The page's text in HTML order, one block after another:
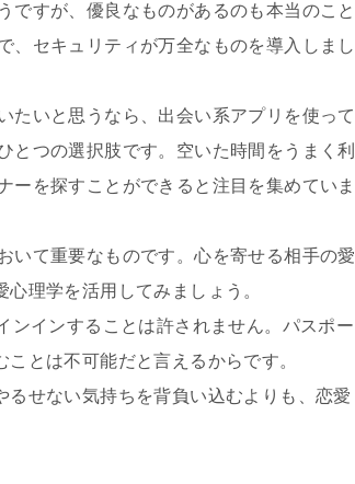
ですが、優良なものがあるのも本当のこと
、セキュリティが万全なものを導入しまし
たいと思うなら、出会い系アプリを使って
とつの選択肢です。空いた時間をうまく利
ーを探すことができると注目を集めていま
いて重要なものです。心を寄せる相手の愛
理学を活用してみましょう。
ンインすることは許されません。パスポー
とは不可能だと言えるからです。
せない気持ちを背負い込むよりも、恋愛